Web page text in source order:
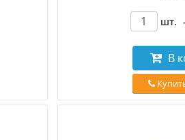
шт.
В